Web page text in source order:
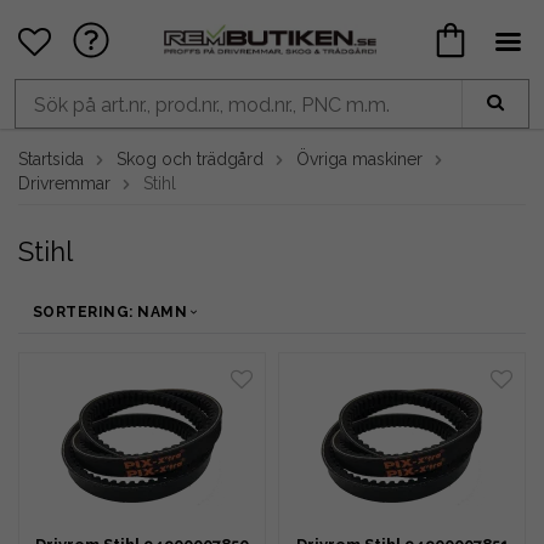
Startsida Skog och trädgård
Övriga maskiner
Drivremmar
Stihl
Stihl
SORTERING: NAMN